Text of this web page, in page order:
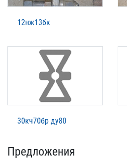
12нж13бк
30кч70бр ду80
Предложения